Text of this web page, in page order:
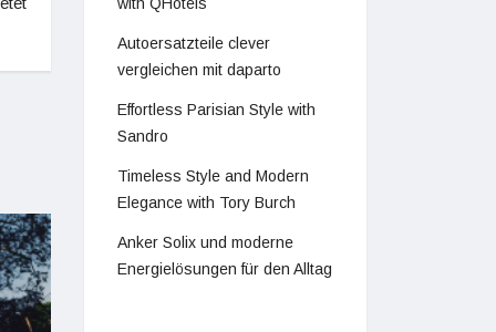
Autoersatzteile clever
vergleichen mit daparto
Effortless Parisian Style with
Sandro
Timeless Style and Modern
Elegance with Tory Burch
Anker Solix und moderne
Energielösungen für den Alltag